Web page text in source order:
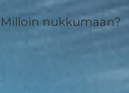
Milloin nukkumaan?